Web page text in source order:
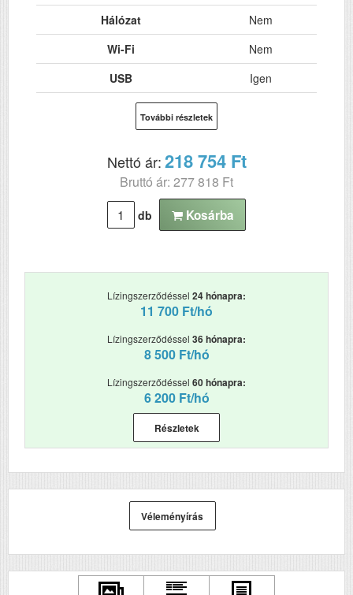
Hálózat
Nem
Wi-Fi
Nem
USB
Igen
RAM (MB)
Tűk száma
Mátrix sebesség
(karakter/mp)
Méretek (ma x szé x mé mm)
164x546‎x275
Megjegyzés
Opcionálisan
További részletek
Nettó ár:218 754 Ft
Bruttó ár: 277 818 Ft
db Kosárba
Lízingszerződéssel 24 hónapra:
11 700 Ft/hó
Lízingszerződéssel 36 hónapra:
8 500 Ft/hó
Lízingszerződéssel 60 hónapra:
6 200 Ft/hó
Részletek
Véleményírás